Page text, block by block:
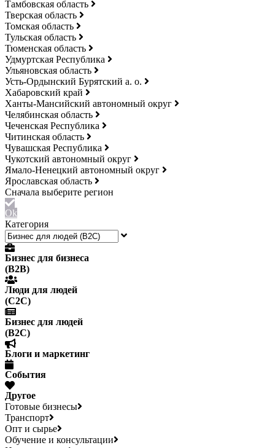
Тамбовская область
Тверская область
Томская область
Тульская область
Тюменская область
Удмуртская Республика
Ульяновская область
Усть-Ордынский Бурятский а. о.
Хабаровский край
Ханты-Мансийский автономный округ
Челябинская область
Чеченская Республика
Читинская область
Чувашская Республика
Чукотский автономный округ
Ямало-Ненецкий автономный округ
Ярославская область
Ok
Категория
Бизнес для бизнеса
(B2B)
Люди для людей
(С2С)
Бизнес для людей
(B2C)
Блоги и маркетинг
События
Другое
Готовые бизнесы
Транспорт
Опт и сырье
Обучение и консультации